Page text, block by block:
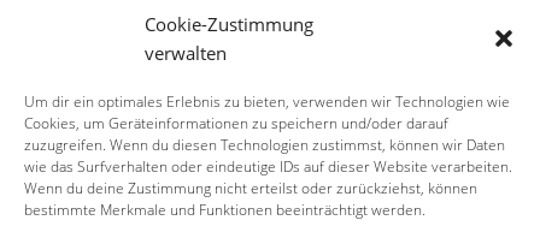
Cookie-Zustimmung
verwalten
Um dir ein optimales Erlebnis zu bieten, verwenden wir Technologien wie
Cookies, um Geräteinformationen zu speichern und/oder darauf
zuzugreifen. Wenn du diesen Technologien zustimmst, können wir Daten
wie das Surfverhalten oder eindeutige IDs auf dieser Website verarbeiten.
Wenn du deine Zustimmung nicht erteilst oder zurückziehst, können
bestimmte Merkmale und Funktionen beeinträchtigt werden.
21. – 22. Juni im Nikolaus-Selnecker-Haus
Tauchen Sie ein in die faszinierende Welt der bunten
Lego-Steine und erleben Sie ein unvergessliches